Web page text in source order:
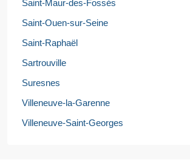
Saint-Maur-des-Fossés
Saint-Ouen-sur-Seine
Saint-Raphaël
Sartrouville
Suresnes
Villeneuve-la-Garenne
Villeneuve-Saint-Georges